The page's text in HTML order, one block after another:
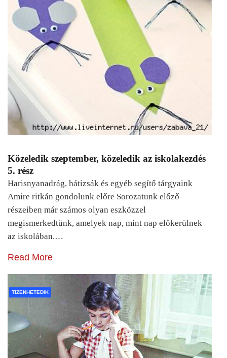
Közeledik szeptember, közeledik az iskolakezdés
5. rész
Harisnyanadrág, hátizsák és egyéb segítő tárgyaink
Amire ritkán gondolunk előre Sorozatunk előző
részeiben már számos olyan eszközzel
megismerkedtünk, amelyek nap, mint nap előkerülnek
az iskolában.…
Read More
TIZENHETEDIK